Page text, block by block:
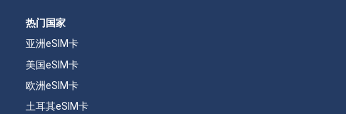
热门国家
亚洲eSIM卡
美国eSIM卡
欧洲eSIM卡
土耳其eSIM卡